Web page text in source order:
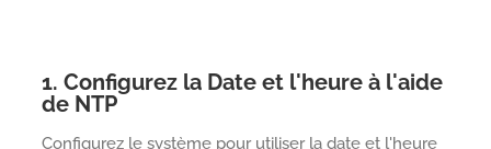
1. Configurez la Date et l'heure à l'aide
de NTP
Configurez le système pour utiliser la date et l'heure